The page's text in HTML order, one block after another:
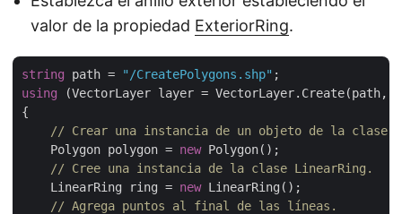
valor de la propiedad ExteriorRing.
string path = "/CreatePolygons.shp"
using (VectorLayer layer = VectorLayer.Create(path,
{
// Crear una instancia de un objeto de la clase
    Polygon polygon =
new Polygon();
// Cree una instancia de la clase LinearRing.
    LinearRing ring =
new LinearRing();
// Agrega puntos al final de las líneas.